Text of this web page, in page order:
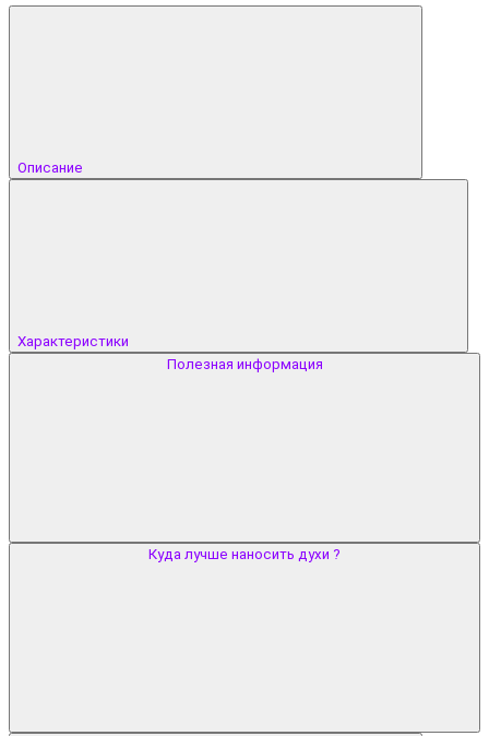
Описание
Характеристики
Полезная информация
Куда лучше наносить духи ?